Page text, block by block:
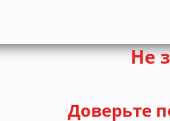
Не
Доверьте